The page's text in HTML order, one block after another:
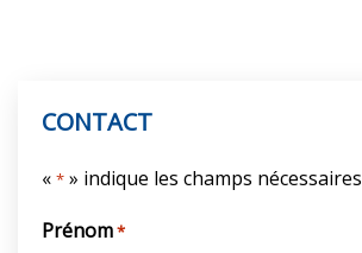
CONTACT
« * » indique les champs nécessaires
Prénom*